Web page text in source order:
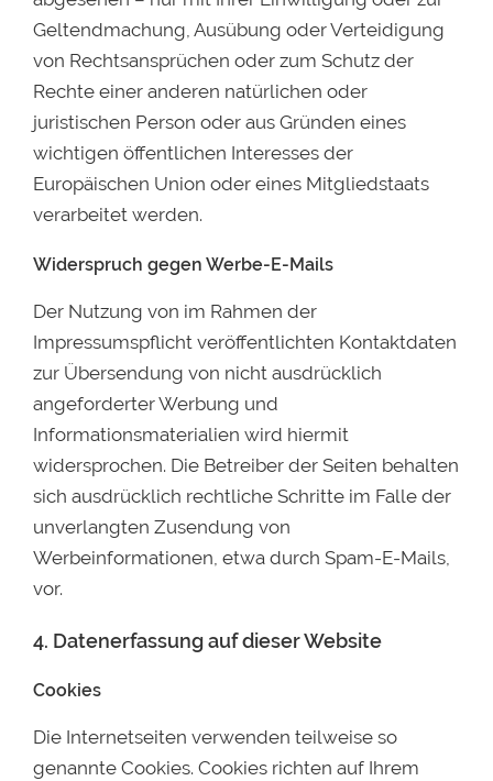
Geltendmachung, Ausübung oder Verteidigung
von Rechtsansprüchen oder zum Schutz der
Rechte einer anderen natürlichen oder
juristischen Person oder aus Gründen eines
wichtigen öffentlichen Interesses der
Europäischen Union oder eines Mitgliedstaats
verarbeitet werden.
Widerspruch gegen Werbe-E-Mails
Der Nutzung von im Rahmen der
Impressumspflicht veröffentlichten Kontaktdaten
zur Übersendung von nicht ausdrücklich
angeforderter Werbung und
Informationsmaterialien wird hiermit
widersprochen. Die Betreiber der Seiten behalten
sich ausdrücklich rechtliche Schritte im Falle der
unverlangten Zusendung von
Werbeinformationen, etwa durch Spam-E-Mails,
vor.
4. Datenerfassung auf dieser Website
Cookies
Die Internetseiten verwenden teilweise so
genannte Cookies. Cookies richten auf Ihrem